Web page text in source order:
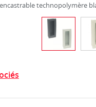
technopolymère